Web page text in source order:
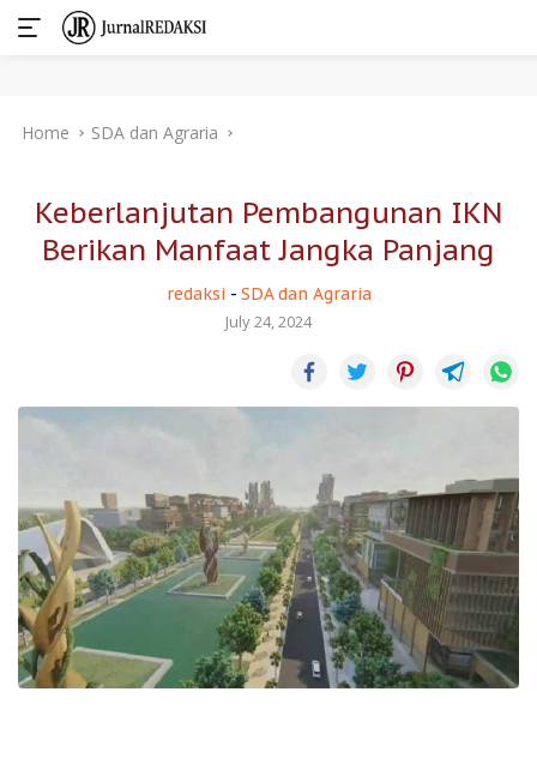
Home SDA dan Agraria
Keberlanjutan Pembangunan IKN
Berikan Manfaat Jangka Panjang
redaksi - SDA dan Agraria
July 24, 2024